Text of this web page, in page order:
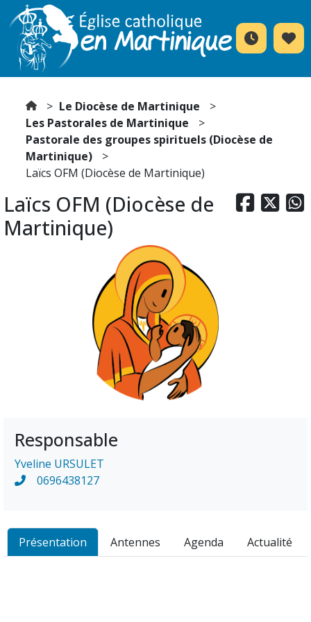
Le Diocèse de Martinique
Les Pastorales de Martinique
Pastorale des groupes spirituels (Diocèse de
Martinique)
Laïcs OFM (Diocèse de Martinique)
  
Laïcs OFM (Diocèse de
Martinique)
Responsable
Yveline URSULET
0696438127
Présentation Antennes Agenda Actualité